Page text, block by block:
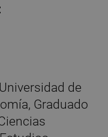
de
Graduado